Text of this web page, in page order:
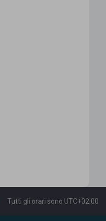
Tutti gli orari sono UTC+02:00